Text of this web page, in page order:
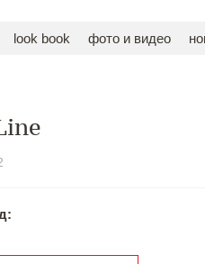
look book фото и видео